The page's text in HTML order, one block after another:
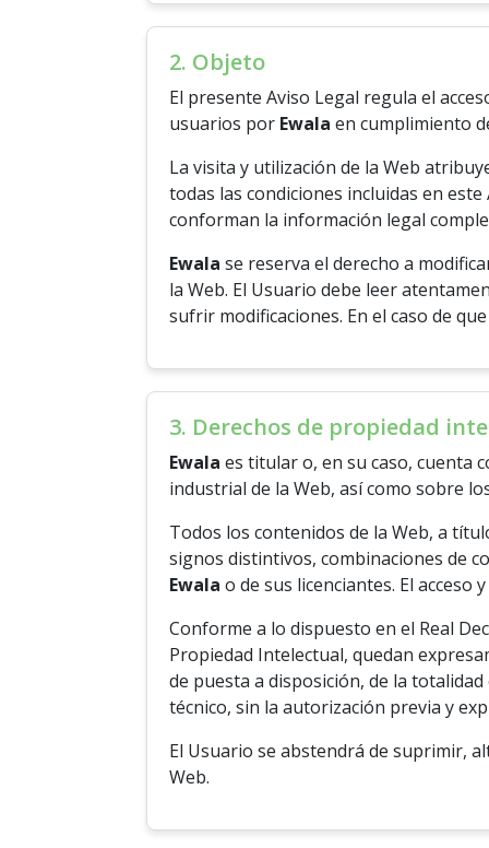
2. Objeto
El presente Aviso Legal regula el
usuarios por Ewala en cumplimiento
La visita y utilización de la Web
todas las condiciones incluidas en este
conforman la información legal
Ewala se reserva el derecho a
la Web. El Usuario debe leer
sufrir modificaciones. En el caso de
3. Derechos de propiedad
Ewala es titular o, en su caso, cuenta
industrial de la Web, así como sobre
Todos los contenidos de la Web, a
signos distintivos, combinaciones de
Ewala o de sus licenciantes. El
Conforme a lo dispuesto en el Real
Propiedad Intelectual, quedan
de puesta a disposición, de la
técnico, sin la autorización previa y
El Usuario se abstendrá de suprimir,
Web.